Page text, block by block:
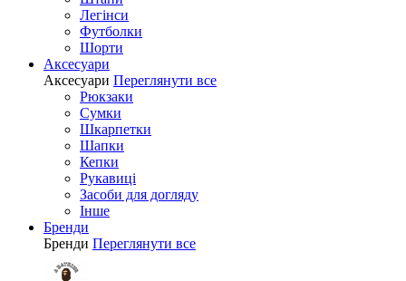
Легінси
Футболки
Шорти
Аксесуари
Аксесуари Переглянути все
Рюкзаки
Сумки
Шкарпетки
Шапки
Кепки
Рукавиці
Засоби для догляду
Інше
Бренди
Бренди Переглянути все